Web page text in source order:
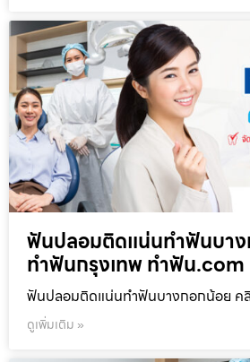
ฟันปลอมติดแน่นทำฟันบา
ทำฟันกรุงเทพ ทำฟัน.com
ฟันปลอมติดแน่นทำฟันบางกอกน้อย ค
ดูเพิ่มเติม »